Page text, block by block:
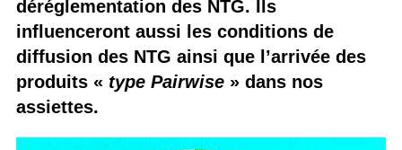
déréglementation des NTG. Ils
influenceront aussi les conditions de
diffusion des NTG ainsi que l’arrivée des
produits « type Pairwise» dans nos
assiettes.